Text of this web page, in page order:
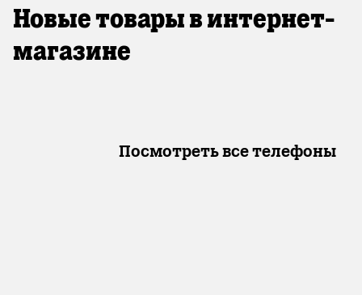
Новые товары в интернет-
магазине
Посмотреть все телефоны